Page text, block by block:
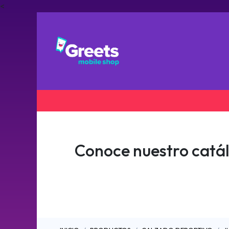
<
Conoce nuestro